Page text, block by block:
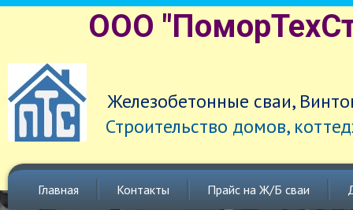
ООО
Железобетонные сваи,
Строительство домов,
Главная Контакты Прайс на Ж/Б сваи